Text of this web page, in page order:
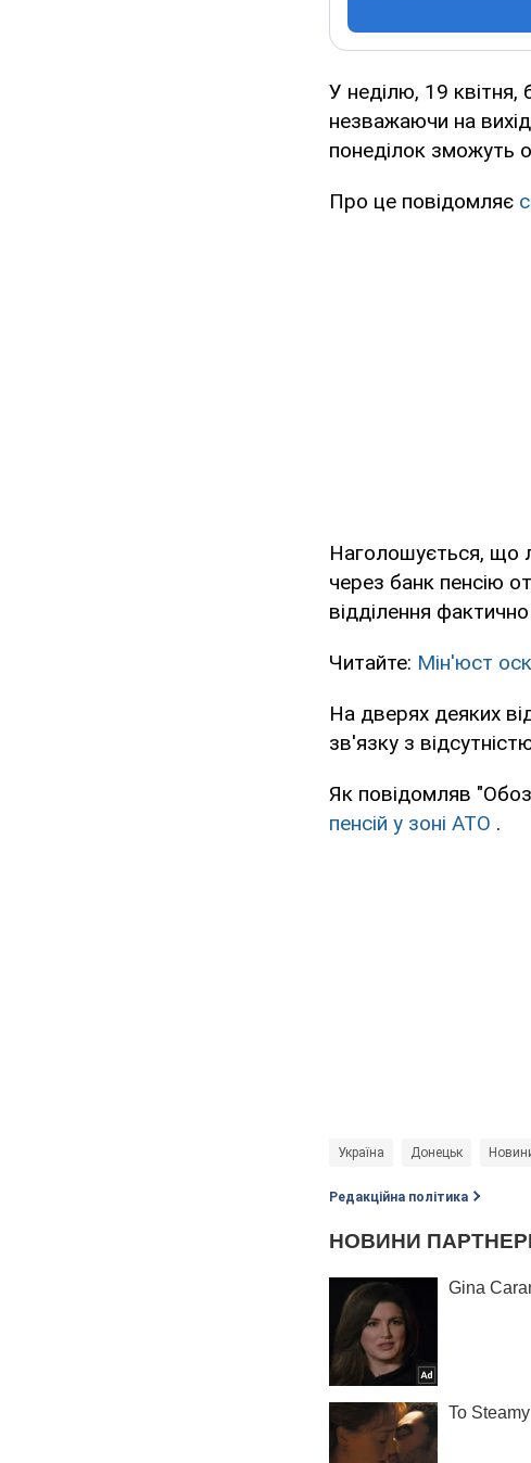
У неділю, 19 квітня,
незважаючи на
понеділок зможуть
Про це повідомляє
Наголошується, що
через банк пенсію
відділення
Читайте: Мін'юст
На дверях деяких
зв'язку з
Як повідомляв
пенсій у зоні АТО .
Україна Донецьк
Редакційна політика